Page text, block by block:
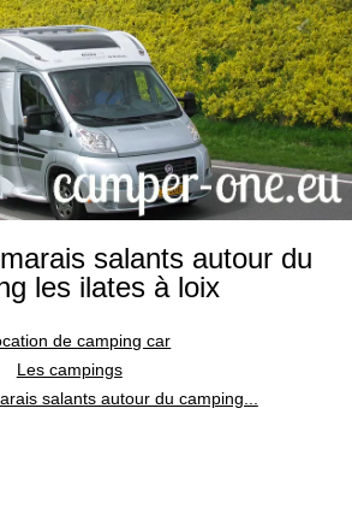
salants autour du
les ilates à loix
de camping car
Les campings
salants autour du camping...